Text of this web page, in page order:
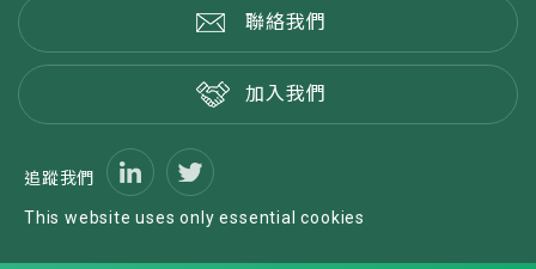
聯絡我們
加入我們
追蹤我們
This website uses only essential cookies